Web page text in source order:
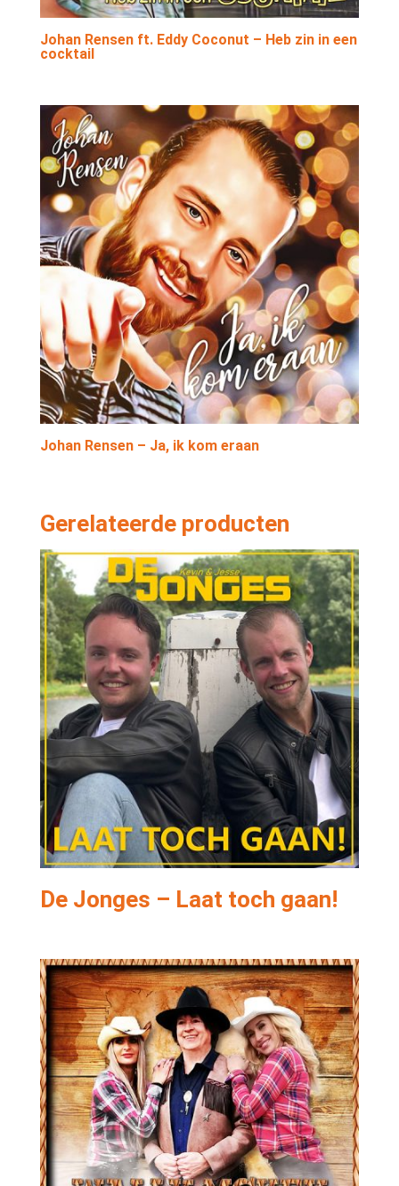
Johan Rensen ft. Eddy Coconut – Heb zin in een
cocktail
Johan Rensen – Ja, ik kom eraan
Gerelateerde producten
De Jonges – Laat toch gaan!